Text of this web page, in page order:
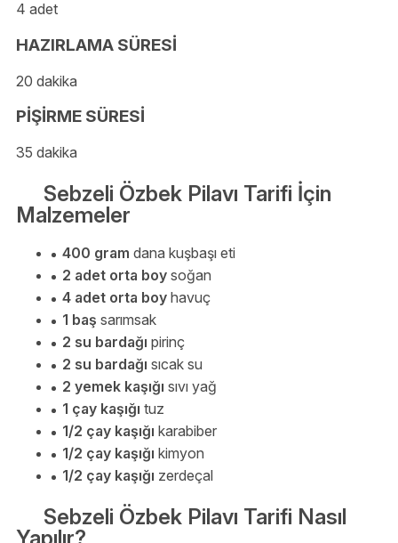
4 adet
HAZIRLAMA SÜRESİ
20 dakika
PİŞİRME SÜRESİ
35 dakika
Sebzeli Özbek Pilavı Tarifi İçin
Malzemeler
400 gram dana kuşbaşı eti
2 adet orta boy soğan
4 adet orta boy havuç
1 baş sarımsak
2 su bardağı pirinç
2 su bardağı sıcak su
2 yemek kaşığı sıvı yağ
1 çay kaşığı tuz
1/2 çay kaşığı karabiber
1/2 çay kaşığı kimyon
1/2 çay kaşığı zerdeçal
Sebzeli Özbek Pilavı Tarifi Nasıl